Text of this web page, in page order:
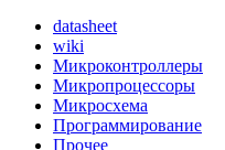
datasheet
wiki
Микроконтроллеры
Микропроцессоры
Микросхема
Программирование
Прочее